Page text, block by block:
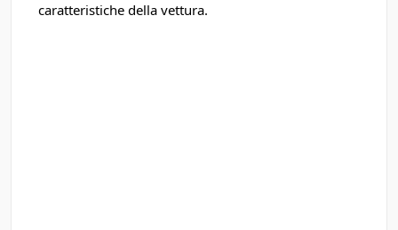
caratteristiche della vettura.